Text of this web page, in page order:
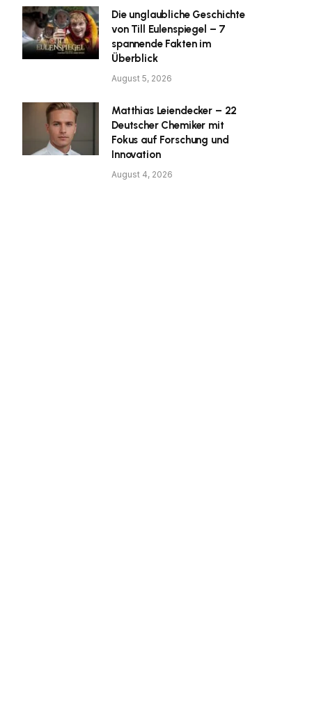
Die unglaubliche Geschichte
von Till Eulenspiegel – 7
spannende Fakten im
Überblick
August 5, 2026
Matthias Leiendecker – 22
Deutscher Chemiker mit
Fokus auf Forschung und
Innovation
August 4, 2026